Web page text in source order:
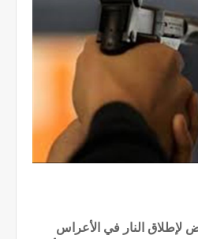
لإطلاق النار في الأعراس